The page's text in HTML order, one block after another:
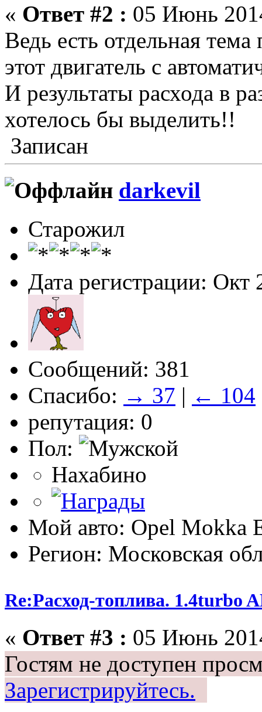
« Ответ #2 : 05 Июнь
Ведь есть отдельная
этот двигатель с
И результаты расхода в
хотелось бы выделить!!
Записан
darkevil
Старожил
Дата регистрации: Окт
Сообщений: 381
Спасибо: → 37 | ← 104
репутация: 0
Пол:
Нахабино
Мой авто: Opel Mokka
Регион: Московская
Re:Расход-топлива. 1.4turbo
« Ответ #3 : 05 Июнь
Гостям не доступен
Зарегистрируйтесь.